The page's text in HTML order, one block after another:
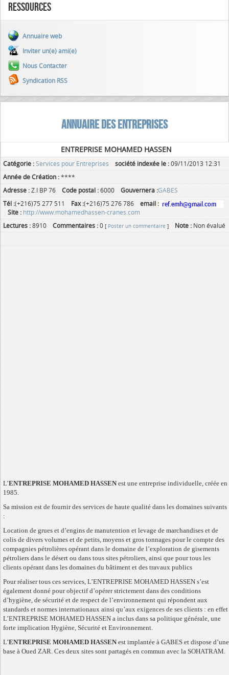
Ressources
Annuaire web
Inviter un(e) ami(e)
Nous Contacter
Syndication RSS
ANNUAIRE DES ENTREPRISES
ENTREPRISE MOHAMED HASSEN
Catégorie :Services pour Entreprises société indexée le :09/11/2013 12:31
Année de Création :****
Adresse :Z.I BP 76 Code postal :6000 Gouvernera :GABES
Tél :(+216)75 277 511 Fax :(+216)75 276 786
email :
Site : http://www.mohamedhassen-cranes.com
Lectures :8910 Commentaires :0 [ Poster un commentaire ] Note : Non évalué
L’ENTREPRISE MOHAMED HASSEN est une entreprise individuelle, créée en
1985.
Sa mission est de fournir des services de haute qualité dans les domaines suivants
:
Location de grues et d’engins de manutention et levage de marchandises et de
colis de divers volumes et de petits, moyens et gros tonnages pour le compte des
compagnies pétrolières opérant dans le domaine de l’exploration de gisements
pétroliers dans le désert ou dans tous sites pétroliers, ainsi que pour tous les
clients opérant dans les domaines du bâtiment et des travaux publics
Pour réaliser tous ces services, L’ENTREPRISE MOHAMED HASSEN s’est
également donné pour objectif d’opérer strictement dans des conditions
d’hygiène, de sécurité et de respect de l’environnement qui répondent aux
standards et normes internationaux ainsi qu’aux exigences de ses clients : en effet
L’ENTREPRISE MOHAMED HASSEN a inclus dans sa politique générale, une
forte implication Hygiène, Sécurité et Environnement.
L’ENTREPRISE MOHAMED HASSEN est implantée à GABES et dispose d’une
base à Oued ZAR. Ces deux sites sont partagés en commun avec la SOHATRAM.